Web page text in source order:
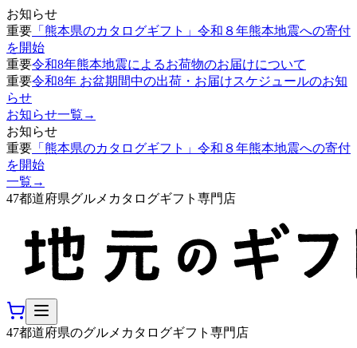
お知らせ
重要 「熊本県のカタログギフト」令和８年熊本地震への寄付
を開始
重要令和8年熊本地震によるお荷物のお届けについて
重要令和8年 お盆期間中の出荷・お届けスケジュールのお知
らせ
お知らせ一覧 →
お知らせ
重要 「熊本県のカタログギフト」令和８年熊本地震への寄付
を開始
一覧 →
47都道府県グルメカタログギフト専門店
47都道府県のグルメカタログギフト専門店